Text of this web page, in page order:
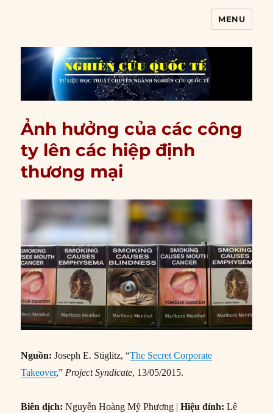
MENU
Ảnh hưởng của các công
ty lên các hiệp định
thương mại
Nguồn: Joseph E. Stiglitz, “The Secret Corporate
Takeover,” Project Syndicate, 13/05/2015.
Biên dịch: Nguyễn Hoàng Mỹ Phương |Hiệu đính:Lê